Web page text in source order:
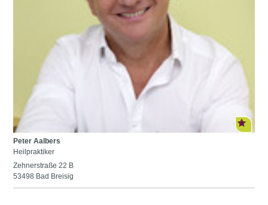
Peter Aalbers
Heilpraktiker
Zehnerstraße 22 B
53498 Bad Breisig